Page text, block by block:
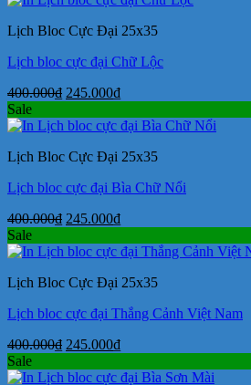
Lịch Bloc Cực Đại 25x35
Lịch bloc cực đại Chữ Lộc
400.000₫ Giá
là:
245.000₫Giá
tại
245.000₫.
Sale
Lịch Bloc Cực Đại 25x35
Lịch bloc cực đại Bìa Chữ Nổi
400.000₫ Giá
là:
245.000₫Giá
tại
245.000₫.
Sale
Lịch Bloc Cực Đại 25x35
Lịch bloc cực đại Thắng Cảnh Việt Nam
400.000₫ Giá
là:
245.000₫Giá
tại
Sale